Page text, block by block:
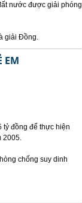
nước được giải phóng
giải Đồng.
EM
tỷ đồng để thực hiện
2005.
chống suy dinh